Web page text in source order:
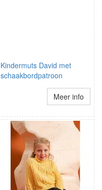
Kindermuts David met
schaakbordpatroon
Meer info